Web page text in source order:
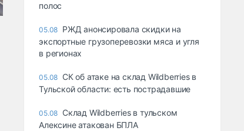
полос
05.08 РЖД анонсировала скидки на
экспортные грузоперевозки мяса и угля
в регионах
05.08 СК об атаке на склад Wildberries в
Тульской области: есть пострадавшие
05.08 Склад Wildberries в тульском
Алексине атакован БПЛА